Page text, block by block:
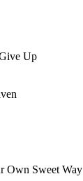
Up
Own Sweet Way